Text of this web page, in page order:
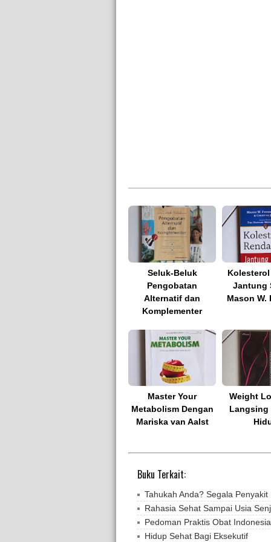
Seluk-Beluk
Pengobatan
Alternatif dan
Komplementer
Jantung
Mason W.
Master Your
Metabolism Dengan
Mariska van Aalst
Weight
Langsing
Buku Terkait:
Tahukah Anda? Segala
Rahasia Sehat Sampai Usia
Pedoman Praktis Obat
Hidup Sehat Bagi Eksekutif